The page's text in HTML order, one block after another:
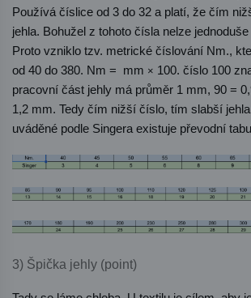
Používá číslice od 3 do 32 a platí, že čím
jehla. Bohužel z tohoto čísla nelze
Proto vzniklo tzv. metrické číslování Nm.,
od 40 do 380. Nm =  mm × 100. číslo 100
pracovní část jehly má průměr 1 mm, 90 =
1,2 mm. Tedy čím nižší číslo, tím slabší
uváděné podle Singera existuje převodní
3) Špička jehly (point)